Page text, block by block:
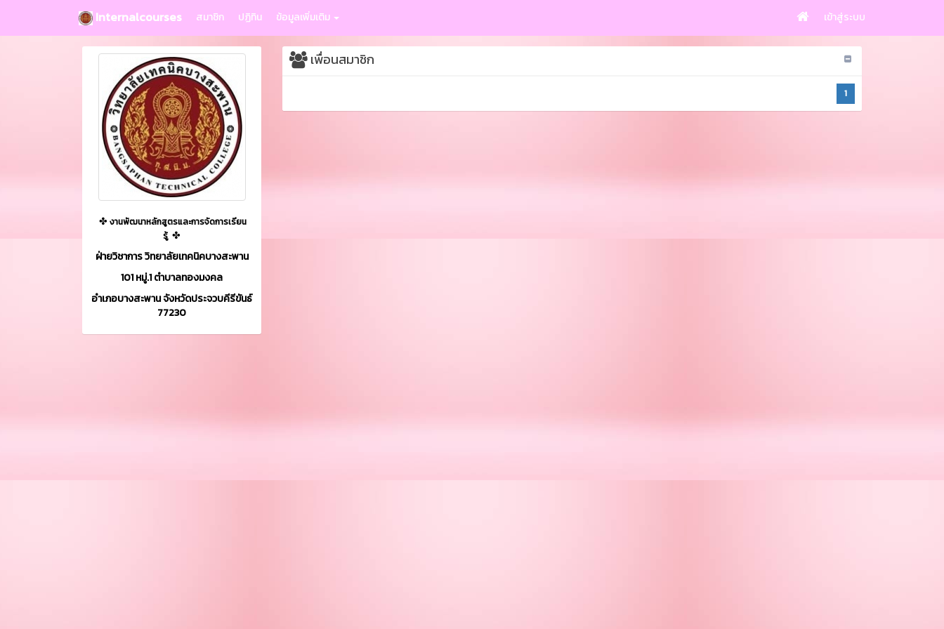
Internalcourses สมาชิก ปฏิทิน ข้อมูลเพิ่มเติม เข้าสู่ระบบ
✤ งานพัฒนาหลักสูตรและการจัดการเรียน
รู้ ✤
ฝ่ายวิชาการ วิทยาลัยเทคนิคบางสะพาน
101 หมู่.1 ตำบาลทองมงคล
อำเภอบางสะพาน จังหวัดประจวบคีรีขันธ์
77230
เพื่อนสมาชิก
1